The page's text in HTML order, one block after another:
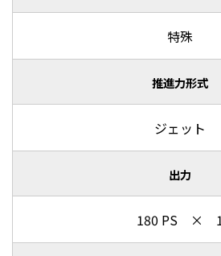
特殊
推進力形式
ジェット
出力
180 PS ×